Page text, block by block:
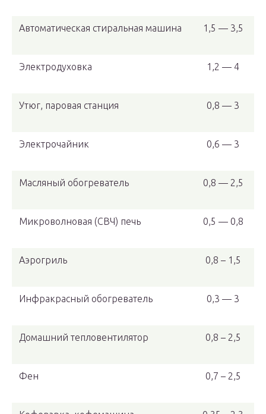
Автоматическая стиральная машина 1,5 — 3,5
Электродуховка 1,2 — 4
Утюг, паровая станция 0,8 — 3
Электрочайник 0,6 — 3
Масляный обогреватель 0,8 — 2,5
Микроволновая (СВЧ) печь 0,5 — 0,8
Аэрогриль 0,8 – 1,5
Инфракрасный обогреватель 0,3 — 3
Домашний тепловентилятор 0,8 – 2,5
Фен 0,7 – 2,5